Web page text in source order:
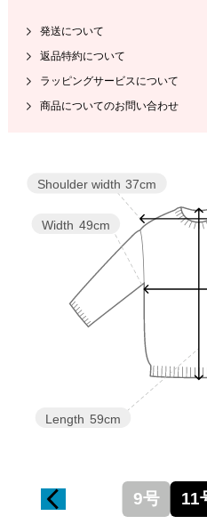
発送について
返品特約について
ラッピングサービスについて
商品についてのお問い合わせ
Length 59cm
Width 49cm
Shoulder width 37cm
9号 11